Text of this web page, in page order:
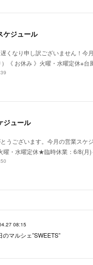
ケジュール
くなり申し訳ございません！今
《 お休み 》火曜・水曜定休※
ジュール
うございます。今月の営業スケ
曜・水曜定休★臨時休業：6/8(
08:15
のマルシェ”SWEETS”